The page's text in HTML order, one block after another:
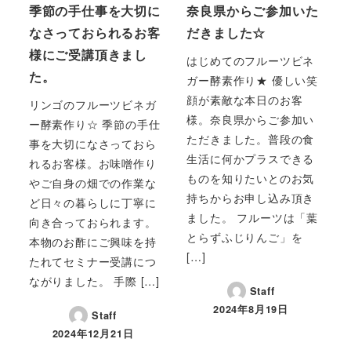
季節の手仕事を大切に
なさっておられるお客
様にご受講頂きまし
た。
リンゴのフルーツビネガ
ー酵素作り☆ 季節の手仕
事を大切になさっておら
れるお客様。お味噌作り
やご自身の畑での作業な
ど日々の暮らしに丁寧に
向き合っておられます。
本物のお酢にご興味を持
たれてセミナー受講につ
ながりました。 手際 […]
Staff
2024年12月21日
奈良県からご参加いた
だきました☆
はじめてのフルーツビネ
ガー酵素作り★ 優しい笑
顔が素敵な本日のお客
様。奈良県からご参加い
ただきました。普段の食
生活に何かプラスできる
ものを知りたいとのお気
持ちからお申し込み頂き
ました。 フルーツは「葉
とらずふじりんご」を
[…]
Staff
2024年8月19日